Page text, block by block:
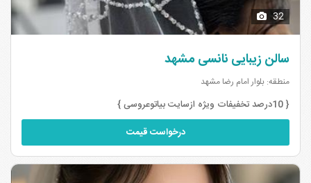
32
سالن زیبایی نانسی مشهد
منطقه: بلوار امام رضا مشهد
{ 10درصد تخفیفات ویژه ازسایت بیاتوعروسی }
درخواست قیمت